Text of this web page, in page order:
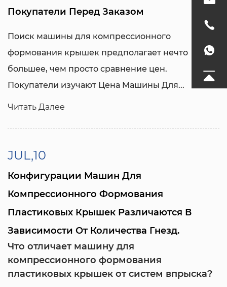
Покупатели Перед Заказом
Поиск машины для компрессионного
формования крышек предполагает нечто
большее, чем просто сравнение цен.
Покупатели изучают Цена Машины Для...
Читать Далее
JUL,10
Конфигурации Машин Для
Компрессионного Формования
Пластиковых Крышек Различаются В
Зависимости От Количества Гнезд.
Что отличает машину для
компрессионного формования
пластиковых крышек от систем впрыска?